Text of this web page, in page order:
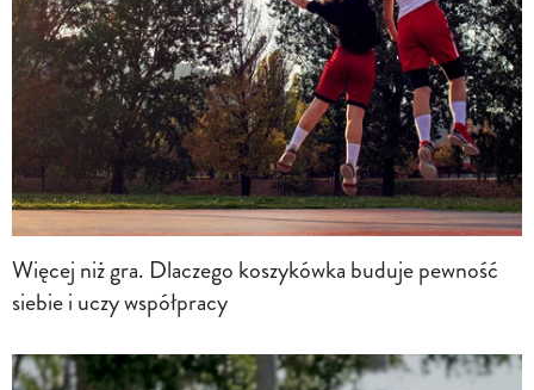
Więcej niż gra. Dlaczego koszykówka buduje pewność
siebie i uczy współpracy